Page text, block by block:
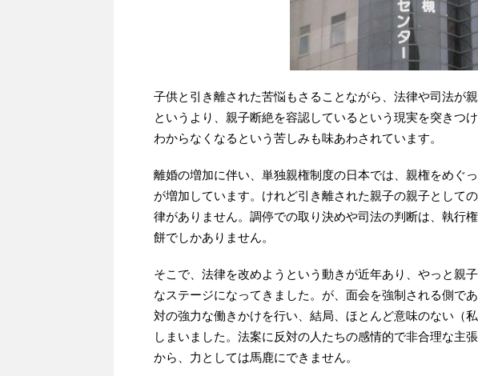
子供と引き離された苦悩もさることながら、法律や司法が
というより、親子断絶を容認しているという現実を突きつ
わからなくなるという苦しみも味あわされています。
離婚の増加に伴い、単独親権制度の日本では、親権をめぐ
が増加しています。けれど引き離された親子の親子として
律がありません。調停での取り決めや司法の判断は、執行
餅でしかありません。
そこで、法律を改めようという動きが近年あり、やっと親
なステージになってきました。が、面会を強制される側で
対の強力な働きかけを行い、結局、ほとんど意味のない（
しまいました。法案に反対の人たちの感情的で非合理な主
から、力としては馬鹿にできません。